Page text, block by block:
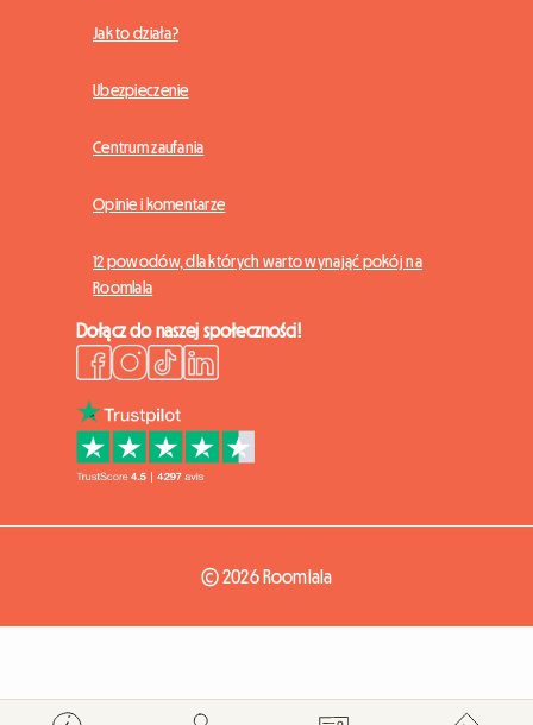
Jak to działa?
Ubezpieczenie
Centrum zaufania
Opinie i komentarze
12 powodów, dla których warto wynająć pokój na
Roomlala
Dołącz do naszej społeczności!
© 2026 Roomlala